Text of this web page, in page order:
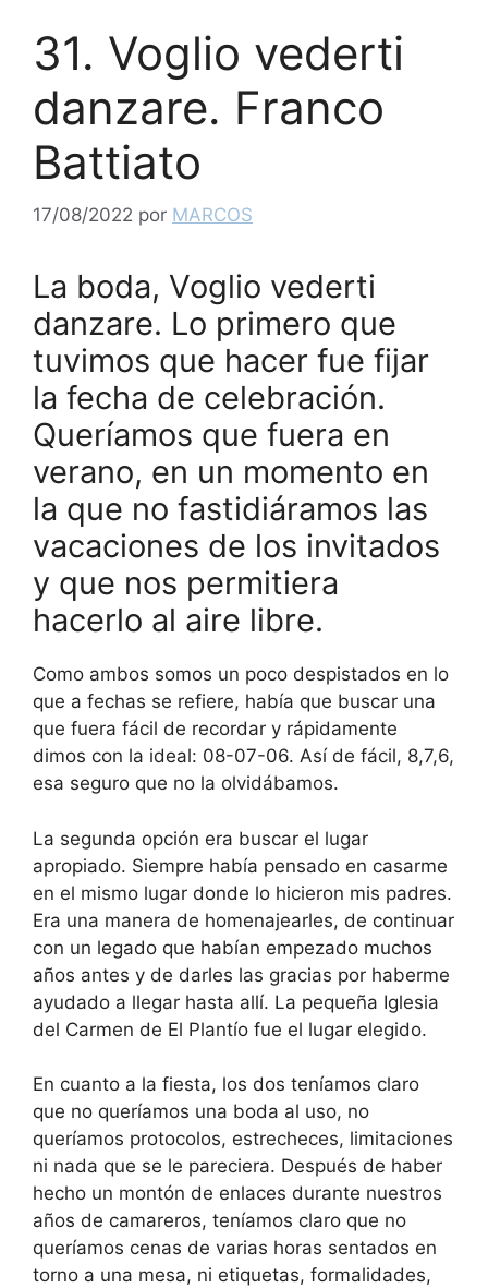
31. Voglio vederti
danzare. Franco
Battiato
17/08/2022 por MARCOS
La boda, Voglio vederti
danzare. Lo primero que
tuvimos que hacer fue fijar
la fecha de celebración.
Queríamos que fuera en
verano, en un momento en
la que no fastidiáramos las
vacaciones de los invitados
y que nos permitiera
hacerlo al aire libre.
Como ambos somos un poco despistados en lo
que a fechas se refiere, había que buscar una
que fuera fácil de recordar y rápidamente
dimos con la ideal: 08-07-06. Así de fácil, 8,7,6,
esa seguro que no la olvidábamos.
La segunda opción era buscar el lugar
apropiado. Siempre había pensado en casarme
en el mismo lugar donde lo hicieron mis padres.
Era una manera de homenajearles, de continuar
con un legado que habían empezado muchos
años antes y de darles las gracias por haberme
ayudado a llegar hasta allí. La pequeña Iglesia
del Carmen de El Plantío fue el lugar elegido.
En cuanto a la fiesta, los dos teníamos claro
que no queríamos una boda al uso, no
queríamos protocolos, estrecheces, limitaciones
ni nada que se le pareciera. Después de haber
hecho un montón de enlaces durante nuestros
años de camareros, teníamos claro que no
queríamos cenas de varias horas sentados en
torno a una mesa, ni etiquetas, formalidades,